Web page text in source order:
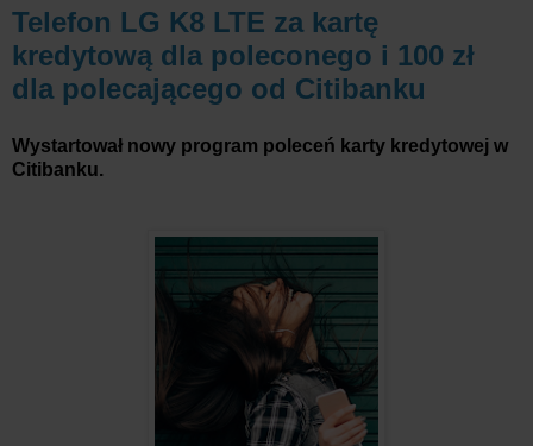
Telefon LG K8 LTE za kartę
kredytową dla poleconego i 100 zł
dla polecającego od Citibanku
Wystartował nowy program poleceń karty kredytowej w
Citibanku.